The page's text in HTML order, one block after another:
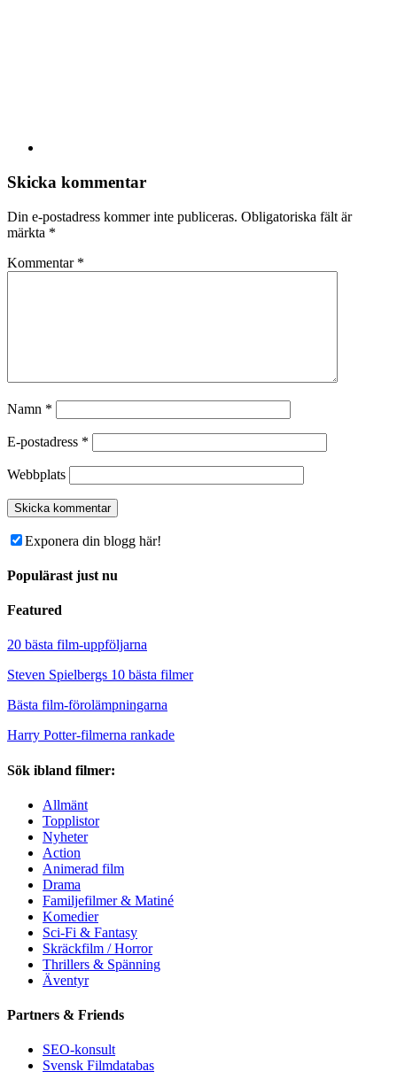
Skicka kommentar
Din e-postadress kommer inte publiceras. Obligatoriska fält är
märkta *
Kommentar *
Namn *
E-postadress *
Webbplats
Exponera din blogg här!
Populärast just nu
Featured
20 bästa film-uppföljarna
Steven Spielbergs 10 bästa filmer
Bästa film-förolämpningarna
Harry Potter-filmerna rankade
Sök ibland filmer:
Allmänt
Topplistor
Nyheter
Action
Animerad film
Drama
Familjefilmer & Matiné
Komedier
Sci-Fi & Fantasy
Skräckfilm / Horror
Thrillers & Spänning
Äventyr
Partners & Friends
SEO-konsult
Svensk Filmdatabas